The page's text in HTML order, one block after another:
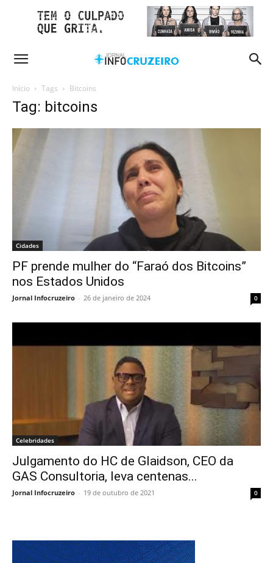
Início Tags Bitcoins
Tag: bitcoins
Cidades
PF prende mulher do “Faraó dos Bitcoins”
nos Estados Unidos
Jornal Infocruzeiro - 26 de janeiro de 2024 0
Celebridades
Julgamento do HC de Glaidson, CEO da
GAS Consultoria, leva centenas...
Jornal Infocruzeiro - 19 de outubro de 2021 0